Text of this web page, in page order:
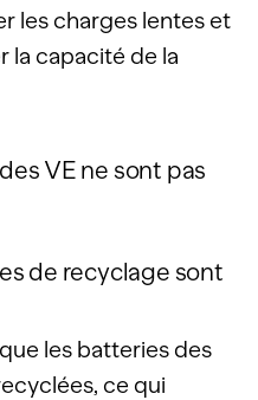
les charges lentes et
la capacité de la
VE ne sont pas
de recyclage sont
les batteries des
ce qui